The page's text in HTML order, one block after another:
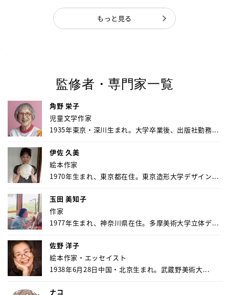
もっと見る
監修者・専門家一覧
角野 栄子
児童文学作家
1935年東京・深川生まれ。大学卒業後、出版社勤務...
伊佐 久美
絵本作家
1970年生まれ、東京都在住。東京造形大学デザイン...
玉田 美知子
作家
1977年生まれ、神奈川県在住。多摩美術大学立体デ...
佐野 洋子
絵本作家・エッセイスト
1938年6月28日中国・北京生まれ。武蔵野美術大...
ナコ